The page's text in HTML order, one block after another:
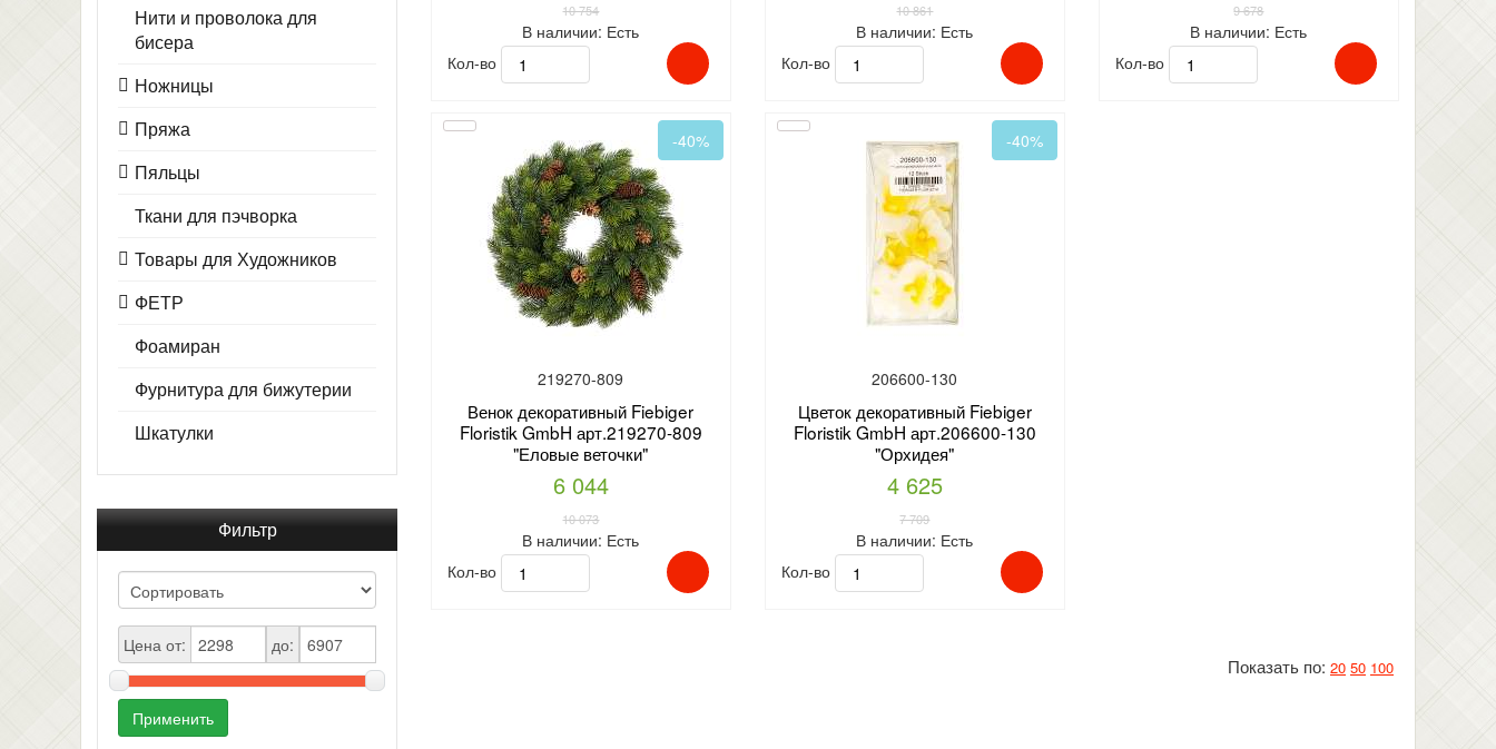
Нити и проволока для
бисера
Ножницы
Пряжа
Пяльцы
Ткани для пэчворка
Товары для Художников
ФЕТР
Фоамиран
Фурнитура для бижутерии
Шкатулки
Фильтр
Цена от: до:
Применить
10 754
В наличии: Есть
Кол-во
10 861
В наличии: Есть
Кол-во
9 678
В наличии: Есть
Кол-во
-40%
219270-809
Венок декоративный Fiebiger
Floristik GmbH арт.219270-809
"Еловые веточки"
6 044
10 073
В наличии: Есть
Кол-во
-40%
206600-130
Цветок декоративный Fiebiger
Floristik GmbH арт.206600-130
"Орхидея"
4 625
7 709
В наличии: Есть
Кол-во
Показать по: 20 50 100